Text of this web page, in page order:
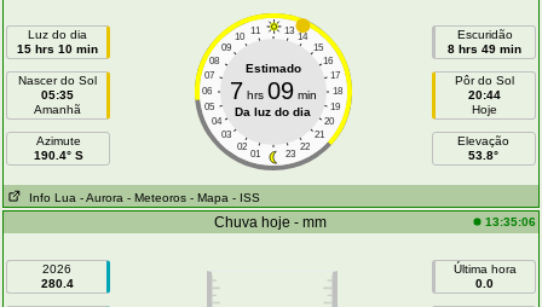
Luz do dia
15 hrs 10 min
Nascer do Sol
05:35
Amanhã
Azimute
190.4° S
11 13
10
14
09
15
08
16
07
17
06
18
05
19
04
20
03
21
02
22
01 23
Estimado
7 hrs 09min
Da luz do dia
Escuridão
8 hrs 49 min
Pôr do Sol
20:44
Hoje
Elevação
53.8°
Info Lua - Aurora - Meteoros - Mapa - ISS
Chuva hoje - mm 13:35:06
2026
280.4
Última hora
0.0